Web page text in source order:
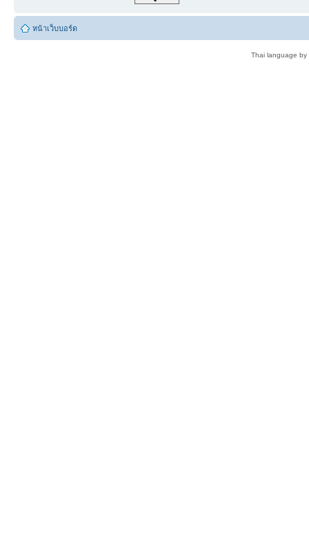
หน้าเว็บบอร์ด
Thai language by